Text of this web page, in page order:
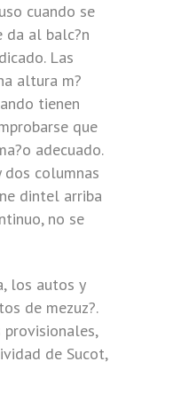
cuando se
da al balc?n
Las
altura m?
tienen
que
adecuado.
dos columnas
dintel arriba
no se
los autos y
de mezuz?.
provisionales,
de Sucot,